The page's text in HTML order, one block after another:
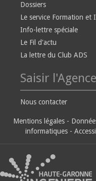
Dossiers
Le service Formation et
Info-lettre spéciale
Le Fil d'actu
La lettre du Club ADS
Saisir l'Agence
Nous contacter
Mentions légales -
informatiques -